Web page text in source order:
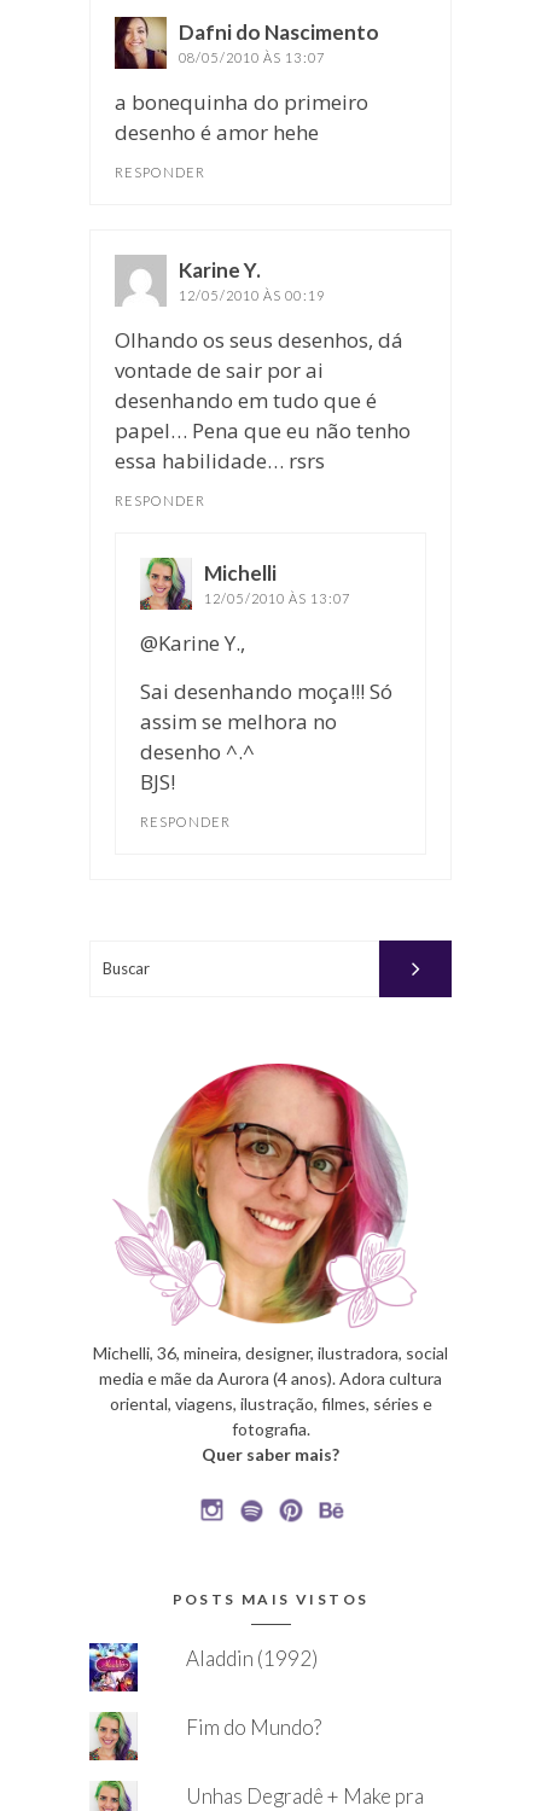
Dafni do Nascimento
08/05/2010 ÀS 13:07
a bonequinha do primeiro
desenho é amor hehe
RESPONDER
Karine Y.
12/05/2010 ÀS 00:19
Olhando os seus desenhos, dá
vontade de sair por ai
desenhando em tudo que é
papel… Pena que eu não tenho
essa habilidade… rsrs
RESPONDER
Michelli
12/05/2010 ÀS 13:07
@Karine Y.,
Sai desenhando moça!!! Só
assim se melhora no
desenho ^.^
BJS!
RESPONDER
Michelli, 36, mineira, designer, ilustradora, social
media e mãe da Aurora (4 anos). Adora cultura
oriental, viagens, ilustração, filmes, séries e
fotografia.
Quer saber mais?
POSTS MAIS VISTOS
Aladdin (1992)
Fim do Mundo?
Unhas Degradê + Make pra